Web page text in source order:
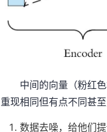
中间的向量（粉红色
重现相同但有点不同甚
数据去噪，给他们